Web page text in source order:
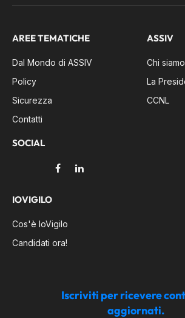
AREE TEMATICHE
Dal Mondo di ASSIV
Policy
Sicurezza
Contatti
SOCIAL
FacebookLinkedIn
ASSIV
Chi siamo
La
CCNL
IOVIGILO
Cos'è IoVigilo
Candidati ora!
Iscriviti per ricevere
aggiornati.